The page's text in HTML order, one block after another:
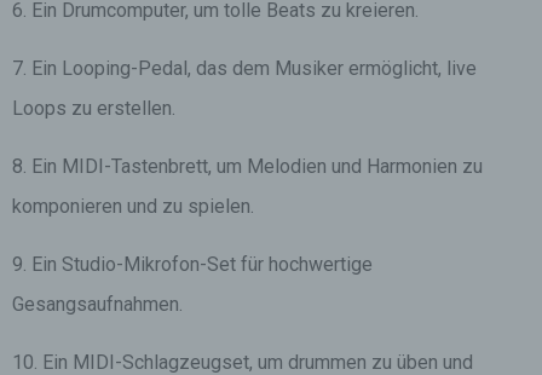
6. Ein Drumcomputer, um tolle Beats zu kreieren.
7. Ein Looping-Pedal, das dem Musiker ermöglicht, live
Loops zu erstellen.
8. Ein MIDI-Tastenbrett, um Melodien und Harmonien zu
komponieren und zu spielen.
9. Ein Studio-Mikrofon-Set für hochwertige
Gesangsaufnahmen.
10. Ein MIDI-Schlagzeugset, um drummen zu üben und